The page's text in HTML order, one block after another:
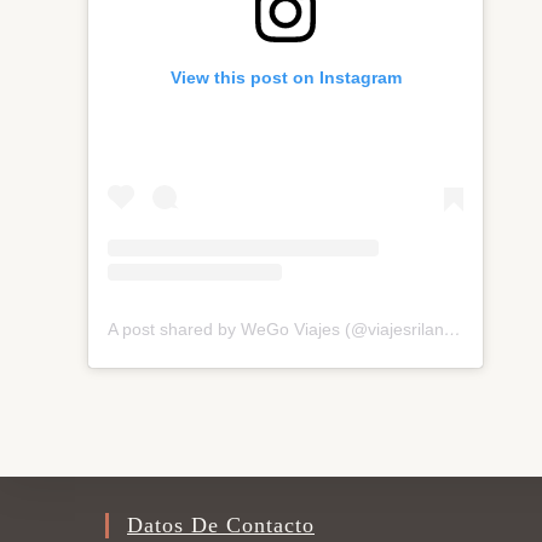
View this post on Instagram
A post shared by WeGo Viajes (@viajesrilanka)
Datos De Contacto